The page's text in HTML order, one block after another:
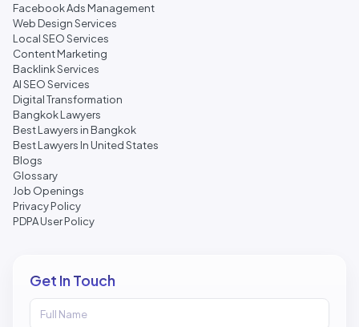
Facebook Ads Management
Web Design Services
Local SEO Services
Content Marketing
Backlink Services
AI SEO Services
Digital Transformation
Bangkok Lawyers
Best Lawyers in Bangkok
Best Lawyers In United States
Blogs
Glossary
Job Openings
Privacy Policy
PDPA User Policy
Get In Touch